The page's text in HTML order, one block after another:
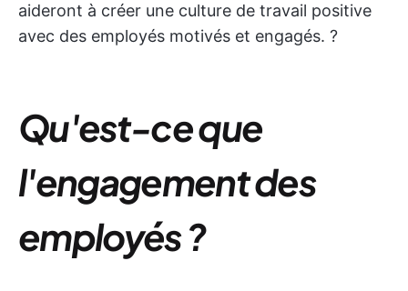
aideront à créer une culture de travail positive
avec des employés motivés et engagés. ?
Qu'est-ce que
l'engagement des
employés ?